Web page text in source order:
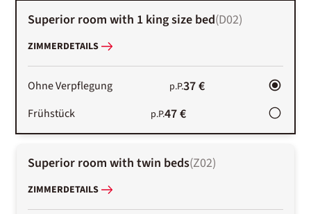
Superior room with 1 king size bed(D02)
ZIMMERDETAILS
Ohne Verpflegung p.P.37 €
Frühstück p.P.47 €
Superior room with twin beds(Z02)
ZIMMERDETAILS